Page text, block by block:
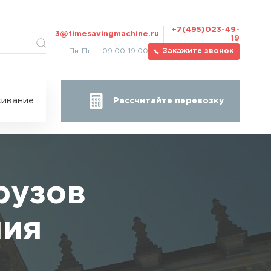
3@timesavingmachine.ru
+7(495)023-49-
19
Пн-Пт — 09:00-19:00
Закажите звонок
Рассчитайте перевозку